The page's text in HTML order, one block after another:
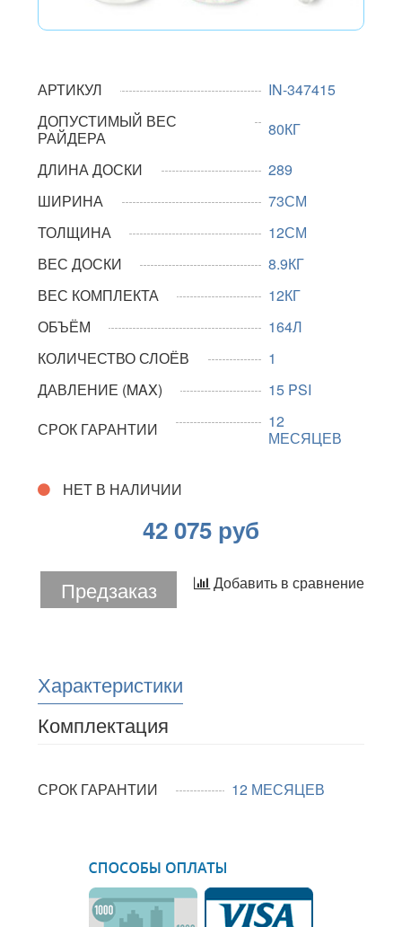
АРТИКУЛ
IN-347415
ДОПУСТИМЫЙ ВЕС
РАЙДЕРА
80КГ
ДЛИНА ДОСКИ
289
ШИРИНА
73СМ
ТОЛЩИНА
12СМ
ВЕС ДОСКИ
8.9КГ
ВЕС КОМПЛЕКТА
12КГ
ОБЪЁМ
164Л
КОЛИЧЕСТВО СЛОЁВ
1
ДАВЛЕНИЕ (MAX)
15 PSI
СРОК ГАРАНТИИ
12
МЕСЯЦЕВ
НЕТ В НАЛИЧИИ
42 075 руб
Предзаказ Добавить в сравнение
Характеристики
Комплектация
СРОК ГАРАНТИИ 12 МЕСЯЦЕВ